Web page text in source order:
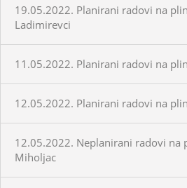
19.05.2022. Planirani radovi na
Ladimirevci
11.05.2022. Planirani radovi na
12.05.2022. Planirani radovi na
12.05.2022. Neplanirani radovi na
Miholjac